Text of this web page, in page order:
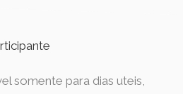
somente para dias uteis,